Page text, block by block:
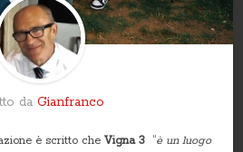
da Gianfranco
è scritto che Vigna 3 “è un luogo